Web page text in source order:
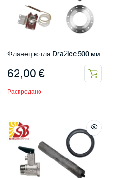
Фланец котла Dražice 500 мм
62,00 €
Распродано